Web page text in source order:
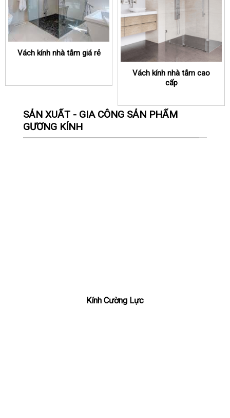
Vách kính nhà tắm giá rẻ
Vách kính nhà tắm cao
cấp
SẢN XUẤT - GIA CÔNG SẢN PHẨM
GƯƠNG KÍNH
Kính Cường Lực